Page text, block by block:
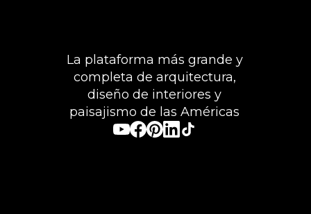
La plataforma más grande y
completa de arquitectura,
diseño de interiores y
paisajismo de las Américas